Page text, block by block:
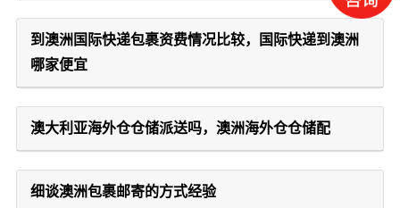
到澳洲国际快递包裹资费情况比较，国际快递到澳洲
哪家便宜
澳大利亚海外仓仓储派送吗，澳洲海外仓仓储配
细谈澳洲包裹邮寄的方式经验